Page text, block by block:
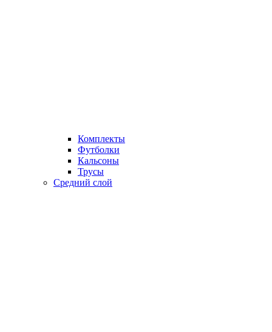
Комплекты
Футболки
Кальсоны
Трусы
Средний слой